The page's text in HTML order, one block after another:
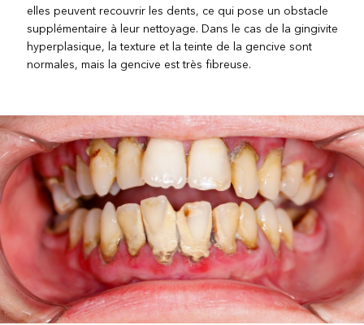
elles peuvent recouvrir les dents, ce qui pose un obstacle
supplémentaire à leur nettoyage. Dans le cas de la gingivite
hyperplasique, la texture et la teinte de la gencive sont
normales, mais la gencive est très fibreuse.